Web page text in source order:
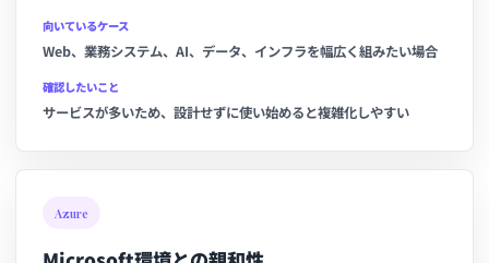
向いているケース
Web、業務システム、AI、データ、インフラを幅広く組みたい場合
確認したいこと
サービスが多いため、設計せずに使い始めると複雑化しやすい
Azure